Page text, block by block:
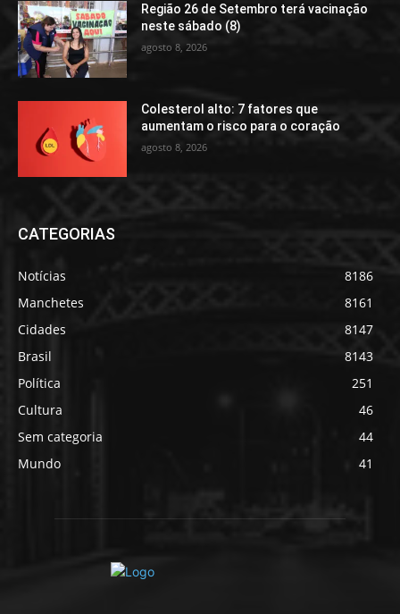
Região 26 de Setembro terá vacinação
neste sábado (8)
agosto 8, 2026
Colesterol alto: 7 fatores que
aumentam o risco para o coração
agosto 8, 2026
CATEGORIAS
Notícias
8186
Manchetes
8161
Cidades
8147
Brasil
8143
Política
251
Cultura
46
Sem categoria
44
Mundo
41